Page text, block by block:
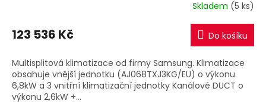
M
A
Skladem (5 ks)
123 536 Kč Do košíku
Multisplitová klimatizace od firmy Samsung. Klimatizace
obsahuje vnější jednotku (AJ068TXJ3KG/EU) o výkonu
6,8kW a 3 vnitřní klimatizační jednotky Kanálové DUCT o
výkonu 2,6kW +...